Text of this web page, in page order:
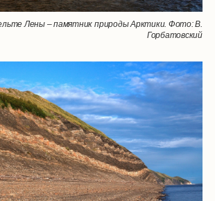
Лены – памятник природы Арктики. Фото: В.
Горбатовский